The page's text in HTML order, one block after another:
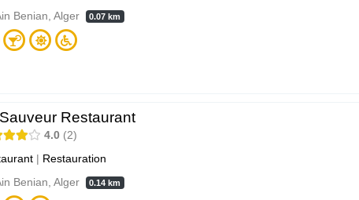
Benian, Alger
0.07 km
Restaurant
4.0 2
| Restauration
Benian, Alger
0.14 km